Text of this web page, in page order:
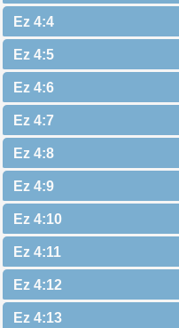
Ez 4:4
Ez 4:5
Ez 4:6
Ez 4:7
Ez 4:8
Ez 4:9
Ez 4:10
Ez 4:11
Ez 4:12
Ez 4:13